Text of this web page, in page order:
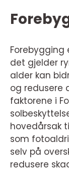
det gjelder
alder kan
og redusere
faktorene i
hovedårsak
som
selv på
redusere